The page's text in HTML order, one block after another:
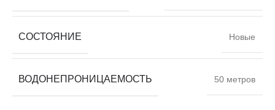
СОСТОЯНИЕ Новые
ВОДОНЕПРОНИЦАЕМОСТЬ 50 метров